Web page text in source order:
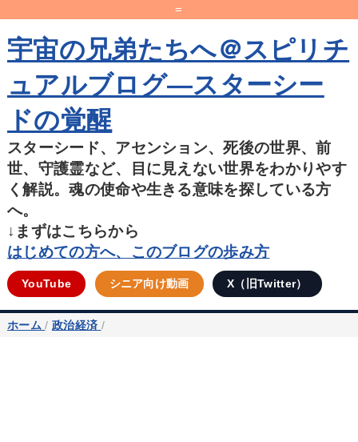
=
宇宙の兄弟たちへ＠スピリチ
ュアルブログ―スターシー
ドの覚醒
スターシード、アセンション、死後の世界、前
世、守護霊など、目に見えない世界をわかりやす
く解説。魂の使命や生きる意味を探している方
へ。
↓まずはこちらから
はじめての方へ、このブログの歩み方
YouTube シニア向け動画 X（旧Twitter）
ホーム / 政治経済 /